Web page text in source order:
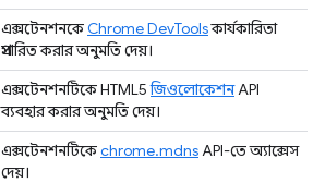
এক্সটেনশনকেChrome DevToolsকার্যকারিতা
প্রসারিত করার অনুমতি দেয়।
এক্সটেনশনটিকে HTML5জিওলোকেশনAPI
ব্যবহার করার অনুমতি দেয়।
এক্সটেনশনটিকেchrome.mdnsAPI-তে অ্যাক্সেস
দেয়।